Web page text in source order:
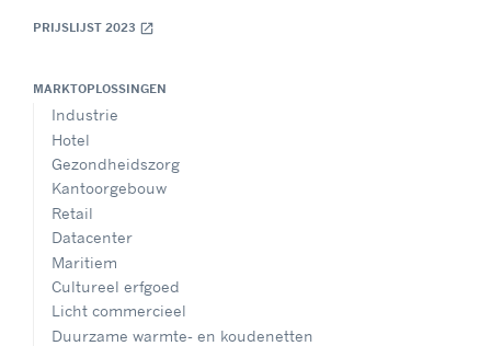
PRIJSLIJST 2023 open_in_new
MARKTOPLOSSINGEN
Industrie
Hotel
Gezondheidszorg
Kantoorgebouw
Retail
Datacenter
Maritiem
Cultureel erfgoed
Licht commercieel
Duurzame warmte- en koudenetten